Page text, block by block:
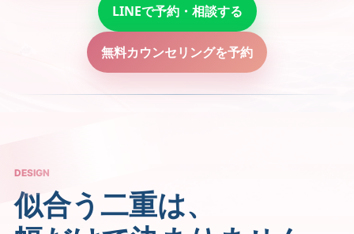
LINEで予約・相談する
無料カウンセリングを予約
DESIGN
似合う二重は、